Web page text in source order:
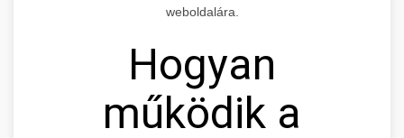
weboldalára.
Hogyan
működik a